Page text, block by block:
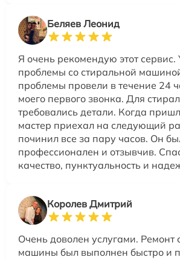
Беляев Леонид
Я очень рекомендую этот
проблемы со стиральной
проблемы провели в течение 24
моего первого звонка. Для
требовались детали. Когда
мастер приехал на следующий
починил все за пару часов. Он
профессионален и отзывчив.
качество, пунктуальность и
Королев Дмитрий
Очень доволен услугами. Ремонт
машины был выполнен быстро и